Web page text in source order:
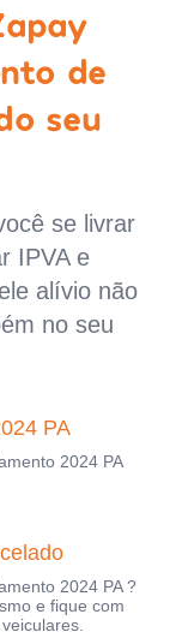
de
seu
se livrar
IPVA e
alívio não
no seu
PA
2024 PA
2024 PA ?
e fique com